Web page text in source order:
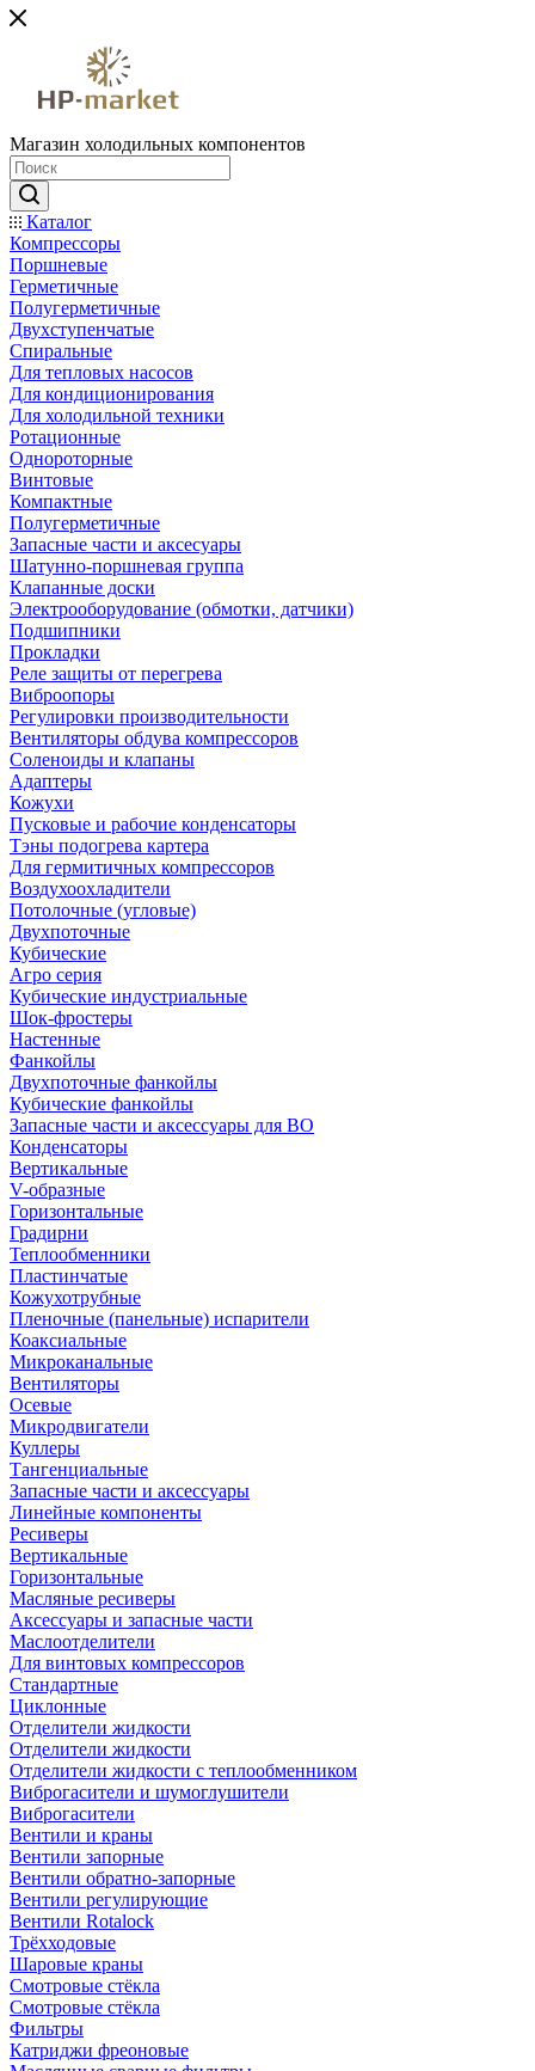
Магазин холодильных компонентов
Каталог
Компрессоры
Поршневые
Герметичные
Полугерметичные
Двухступенчатые
Спиральные
Для тепловых насосов
Для кондиционирования
Для холодильной техники
Ротационные
Однороторные
Винтовые
Компактные
Полугерметичные
Запасные части и аксесуары
Шатунно-поршневая группа
Клапанные доски
Электрооборудование (обмотки, датчики)
Подшипники
Прокладки
Реле защиты от перегрева
Виброопоры
Регулировки производительности
Вентиляторы обдува компрессоров
Соленоиды и клапаны
Адаптеры
Кожухи
Пусковые и рабочие конденсаторы
Тэны подогрева картера
Для гермитичных компрессоров
Воздухоохладители
Потолочные (угловые)
Двухпоточные
Кубические
Агро серия
Кубические индустриальные
Шок-фростеры
Настенные
Фанкойлы
Двухпоточные фанкойлы
Кубические фанкойлы
Запасные части и аксессуары для ВО
Конденсаторы
Вертикальные
V-образные
Горизонтальные
Градирни
Теплообменники
Пластинчатые
Кожухотрубные
Пленочные (панельные) испарители
Коаксиальные
Микроканальные
Вентиляторы
Осевые
Микродвигатели
Куллеры
Тангенциальные
Запасные части и аксессуары
Линейные компоненты
Ресиверы
Вертикальные
Горизонтальные
Масляные ресиверы
Аксессуары и запасные части
Маслоотделители
Для винтовых компрессоров
Стандартные
Циклонные
Отделители жидкости
Отделители жидкости
Отделители жидкости с теплообменником
Виброгасители и шумоглушители
Виброгасители
Вентили и краны
Вентили запорные
Вентили обратно-запорные
Вентили регулирующие
Вентили Rotalock
Трёхходовые
Шаровые краны
Смотровые стёкла
Смотровые стёкла
Фильтры
Катриджи фреоновые